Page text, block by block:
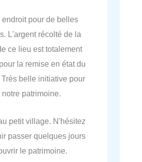
endroit pour de belles
L'argent récolté de la
ce lieu est totalement
la remise en état du
Très belle initiative pour
patrimoine.
petit village. N'hésitez
passer quelques jours
le patrimoine.